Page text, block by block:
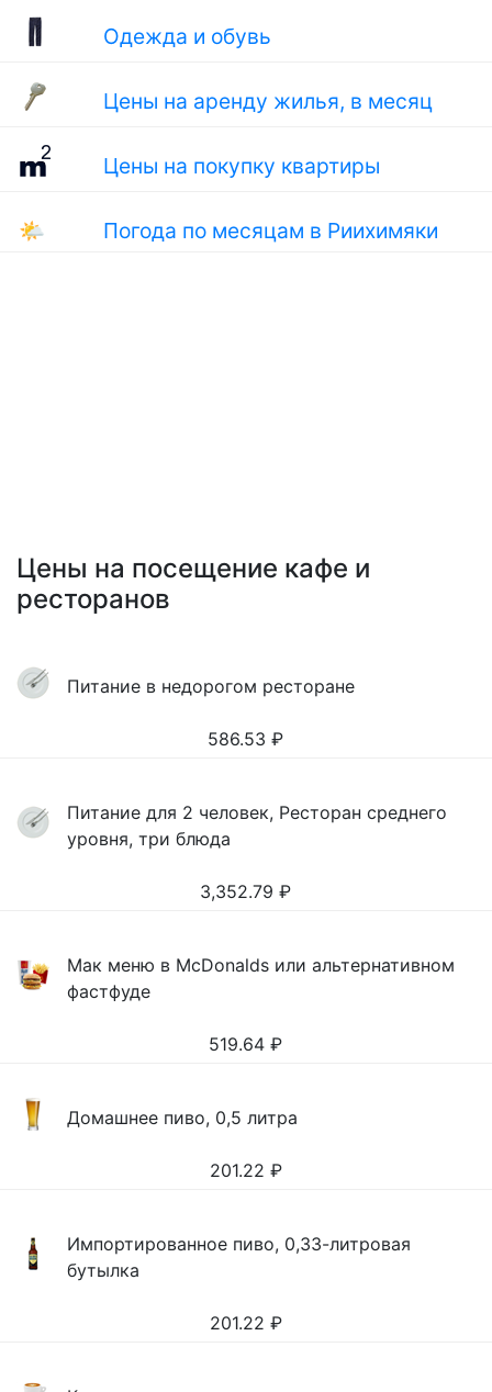
Одежда и обувь
Цены на аренду жилья, в месяц
Цены на покупку квартиры
🌤 Погода по месяцам в Риихимяки
Цены на посещение кафе и
ресторанов
Питание в недорогом ресторане
586.53 ₽
Питание для 2 человек, Ресторан среднего
уровня, три блюда
3,352.79 ₽
Мак меню в McDonalds или альтернативном
фастфуде
519.64 ₽
Домашнее пиво, 0,5 литра
201.22 ₽
Импортированное пиво, 0,33-литровая
бутылка
201.22 ₽